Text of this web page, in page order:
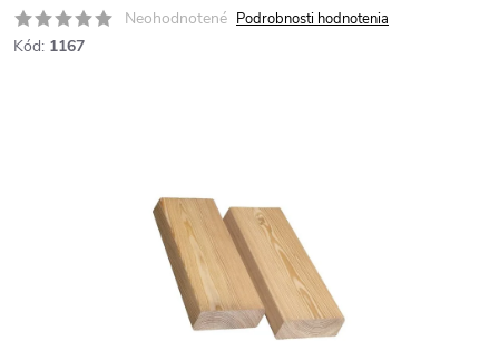
Neohodnotené Podrobnosti hodnotenia
Kód: 1167